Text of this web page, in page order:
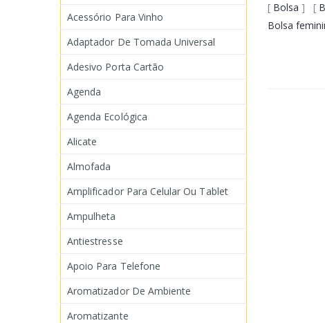
[ Bolsa ] [
Bolsa
Acessório Para Vinho
Adaptador De Tomada Universal
Adesivo Porta Cartão
Agenda
Agenda Ecológica
Alicate
Almofada
Amplificador Para Celular Ou Tablet
Ampulheta
Antiestresse
Apoio Para Telefone
Aromatizador De Ambiente
Aromatizante